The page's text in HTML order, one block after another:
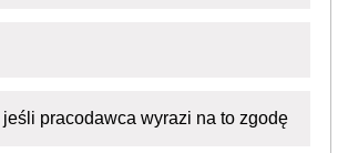
jeśli pracodawca wyrazi na to zgodę